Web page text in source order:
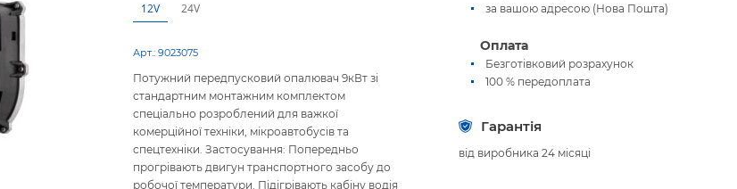
12V
24V
Арт.: 9023075
Потужний передпусковий опалювач 9кВт зі
стандартним монтажним комплектом
спеціально розроблений для важкої
комерційної техніки, мікроавтобусів та
спецтехніки. Застосування: Попередньо
прогрівають двигун транспортного засобу до
робочої температури. Підігрівають кабіну водія
за вашою адресою (Нова Пошта)
Оплата
Безготівковий розрахунок
100 % передоплата
Гарантія
від виробника 24 місяці